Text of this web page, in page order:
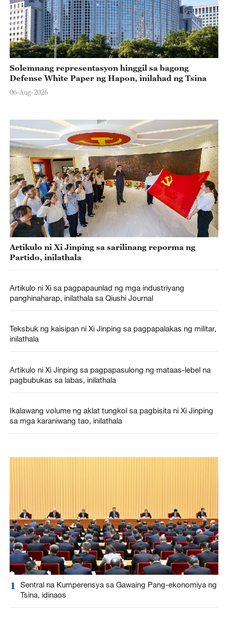
Solemnang representasyon hinggil sa bagong
Defense White Paper ng Hapon, inilahad ng Tsina
06-Aug-2026
Artikulo ni Xi Jinping sa sarilinang reporma ng
Partido, inilathala
Artikulo ni Xi sa pagpapaunlad ng mga industriyang
panghinaharap, inilathala sa Qiushi Journal
Teksbuk ng kaisipan ni Xi Jinping sa pagpapalakas ng militar,
inilathala
Artikulo ni Xi Jinping sa pagpapasulong ng mataas-lebel na
pagbubukas sa labas, inilathala
Ikalawang volume ng aklat tungkol sa pagbisita ni Xi Jinping
sa mga karaniwang tao, inilathala
1
Sentral na Kumperensya sa Gawaing Pang-ekonomiya ng
Tsina, idinaos